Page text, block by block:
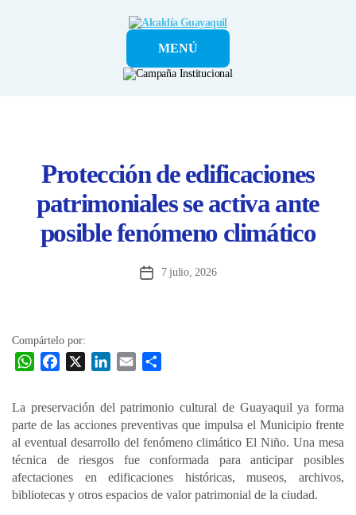
Alcaldía
GuayaquilMENÚ
Protección de edificaciones
patrimoniales se activa ante
posible fenómeno climático
Fecha7 julio, 2026
Compártelo por:
W
s
A
p
p
b
o
o
k
e
d
I
n
l
a
r
t
i
La preservación del patrimonio cultural de Guayaquil ya forma
parte de las acciones preventivas que impulsa el Municipio frente
al eventual desarrollo del fenómeno climático El Niño. Una mesa
técnica de riesgos fue conformada para anticipar posibles
afectaciones en edificaciones históricas, museos, archivos,
bibliotecas y otros espacios de valor patrimonial de la ciudad.